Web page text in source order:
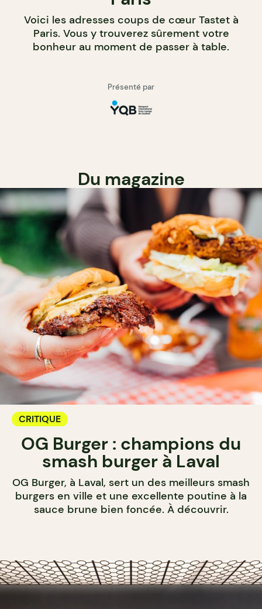
Voici les adresses coups de cœur Tastet à
Paris. Vous y trouverez sûrement votre
bonheur au moment de passer à table.
Présenté par
Du magazine
CRITIQUE
OG Burger : champions du
smash burger à Laval
OG Burger, à Laval, sert un des meilleurs smash
burgers en ville et une excellente poutine à la
sauce brune bien foncée. À découvrir.